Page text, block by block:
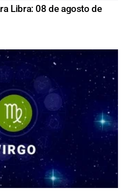
Libra: 08 de agosto de